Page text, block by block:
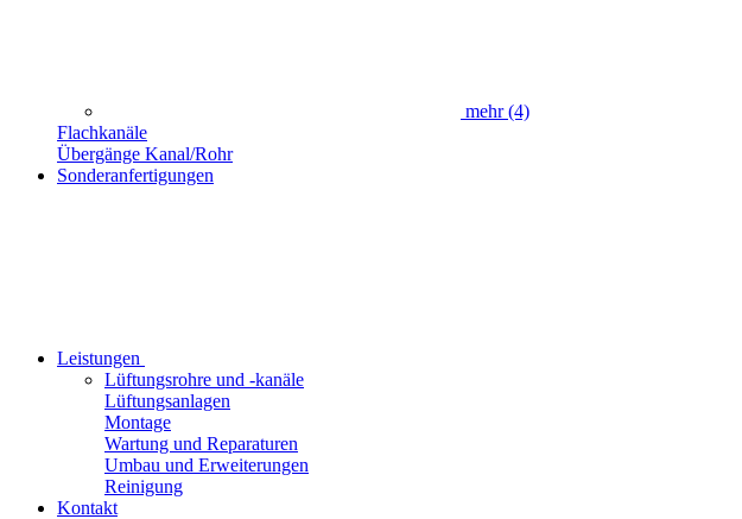
mehr(4)
Flachkanäle
Übergänge Kanal/Rohr
Sonderanfertigungen
Leistungen
Lüftungsrohre und -kanäle
Lüftungsanlagen
Montage
Wartung und Reparaturen
Umbau und Erweiterungen
Reinigung
Kontakt